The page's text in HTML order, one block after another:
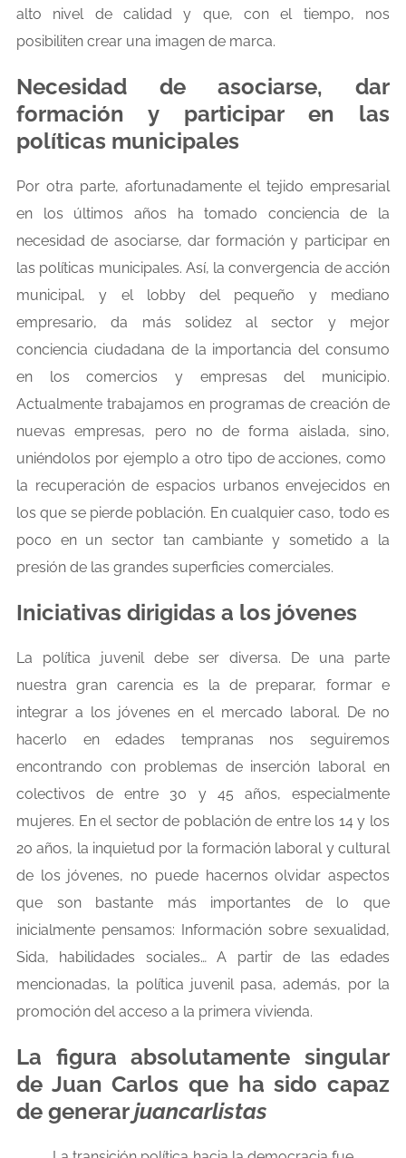
alto nivel de calidad y que, con el tiempo, nos
posibiliten crear una imagen de marca.
Necesidad de asociarse, dar
formación y participar en las
políticas municipales
Por otra parte, afortunadamente el tejido empresarial
en los últimos años ha tomado conciencia de la
necesidad de asociarse, dar formación y participar en
las políticas municipales. Así, la convergencia de acción
municipal, y el lobby del pequeño y mediano
empresario, da más solidez al sector y mejor
conciencia ciudadana de la importancia del consumo
en los comercios y empresas del municipio.
Actualmente trabajamos en programas de creación de
nuevas empresas, pero no de forma aislada, sino,
uniéndolos por ejemplo a otro tipo de acciones, como
la recuperación de espacios urbanos envejecidos en
los que se pierde población. En cualquier caso, todo es
poco en un sector tan cambiante y sometido a la
presión de las grandes superficies comerciales.
Iniciativas dirigidas a los jóvenes
La política juvenil debe ser diversa. De una parte
nuestra gran carencia es la de preparar, formar e
integrar a los jóvenes en el mercado laboral. De no
hacerlo en edades tempranas nos seguiremos
encontrando con problemas de inserción laboral en
colectivos de entre 30 y 45 años, especialmente
mujeres. En el sector de población de entre los 14 y los
20 años, la inquietud por la formación laboral y cultural
de los jóvenes, no puede hacernos olvidar aspectos
que son bastante más importantes de lo que
inicialmente pensamos: Información sobre sexualidad,
Sida, habilidades sociales… A partir de las edades
mencionadas, la política juvenil pasa, además, por la
promoción del acceso a la primera vivienda.
La figura absolutamente singular
de Juan Carlos que ha sido capaz
de generarjuancarlistas